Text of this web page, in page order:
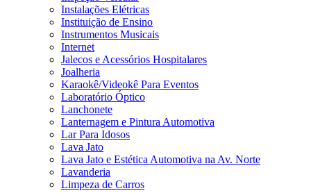
Instalações Elétricas
Instituição de Ensino
Instrumentos Musicais
Internet
Jalecos e Acessórios Hospitalares
Joalheria
Karaokê/Videokê Para Eventos
Laboratório Óptico
Lanchonete
Lanternagem e Pintura Automotiva
Lar Para Idosos
Lava Jato
Lava Jato e Estética Automotiva na Av. Norte
Lavanderia
Limpeza de Carros